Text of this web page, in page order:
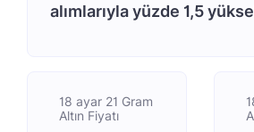
alımlarıyla yüzde 1,5
18 ayar 21 Gram
Altın Fiyatı